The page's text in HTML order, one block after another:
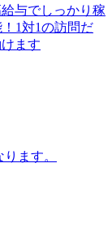
与でしっかり稼
1対1の訪問だ
ます
ます。